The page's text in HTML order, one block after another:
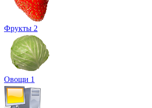
Фрукты 2
Овощи 1